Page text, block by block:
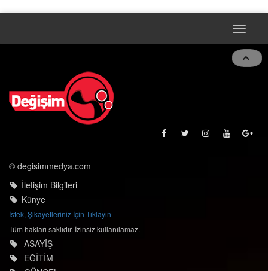
Toggle
© degisimmedya.com
İletişim Bilgileri
Künye
İstek, Şikayetleriniz İçin Tıklayın
Tüm hakları saklıdır. İzinsiz kullanılamaz.
ASAYİŞ